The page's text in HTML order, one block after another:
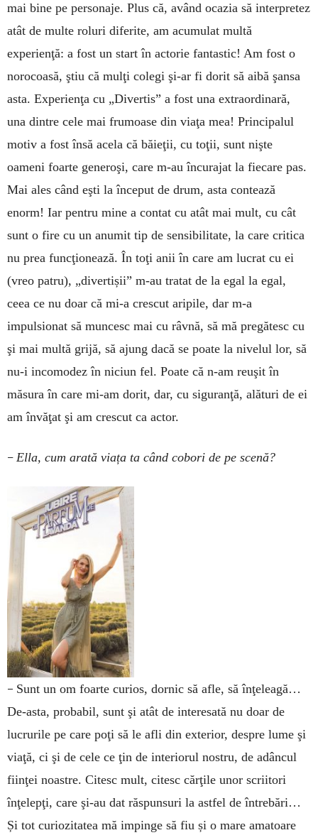
mai bine pe personaje. Plus că, având ocazia să interpretez
atât de multe roluri diferite, am acumulat multă
experienţă: a fost un start în actorie fantastic! Am fost o
norocoasă, ştiu că mulţi colegi şi-ar fi dorit să aibă şansa
asta. Experienţa cu „Divertis” a fost una extraordinară,
una dintre cele mai frumoase din viaţa mea! Principalul
motiv a fost însă acela că băieţii, cu toţii, sunt nişte
oameni foarte generoşi, care m-au încurajat la fiecare pas.
Mai ales când eşti la început de drum, asta contează
enorm! Iar pentru mine a contat cu atât mai mult, cu cât
sunt o fire cu un anumit tip de sensibilitate, la care critica
nu prea funcţionează. În toţi anii în care am lucrat cu ei
(vreo patru), „divertișii” m-au tratat de la egal la egal,
ceea ce nu doar că mi-a crescut aripile, dar m-a
impulsionat să muncesc mai cu râvnă, să mă pregătesc cu
şi mai multă grijă, să ajung dacă se poate la nivelul lor, să
nu-i incomodez în niciun fel. Poate că n-am reuşit în
măsura în care mi-am dorit, dar, cu siguranţă, alături de ei
am învăţat şi am crescut ca actor.
– Ella, cum arată viața ta când cobori de pe scenă?
– Sunt un om foarte curios, dornic să afle, să înţeleagă…
De-asta, probabil, sunt şi atât de interesată nu doar de
lucrurile pe care poţi să le afli din exterior, despre lume şi
viaţă, ci şi de cele ce ţin de interiorul nostru, de adâncul
fiinţei noastre. Citesc mult, citesc cărţile unor scriitori
înţelepţi, care şi-au dat răspunsuri la astfel de întrebări…
Și tot curiozitatea mă impinge să fiu și o mare amatoare